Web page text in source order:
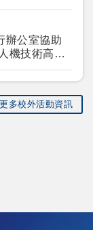
Space
辦公室協助
機技術高峰
技術創新」
更多校外活動資訊